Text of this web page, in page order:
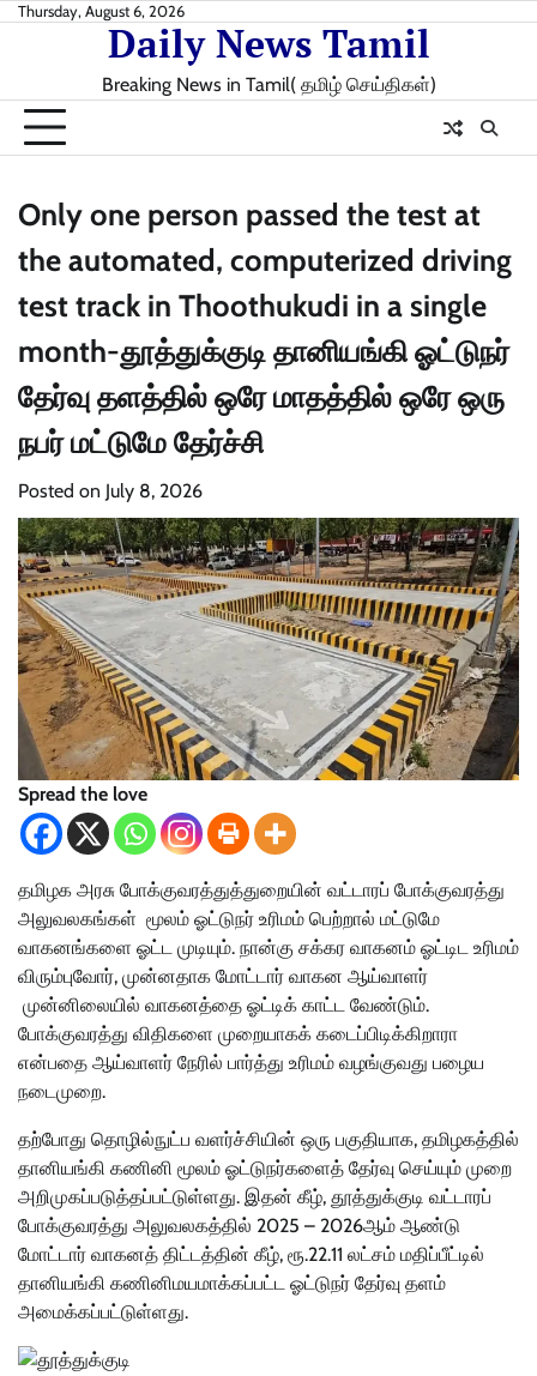
SkipThursday, August 6, 2026
Daily News Tamil
Breaking News in Tamil( தமிழ் செய்திகள்)
Only one person passed the test at
the automated, computerized driving
test track in Thoothukudi in a single
month-தூத்துக்குடி தானியங்கி ஓட்டுநர்
தேர்வு தளத்தில் ஒரே மாதத்தில் ஒரே ஒரு
நபர் மட்டுமே தேர்ச்சி
Posted on July 8, 2026
Spread the love
தமிழக அரசு போக்குவரத்துத்துறையின் வட்டாரப் போக்குவரத்து
அலுவலகங்கள் மூலம் ஓட்டுநர் உரிமம் பெற்றால் மட்டுமே
வாகனங்களை ஓட்ட முடியும். நான்கு சக்கர வாகனம் ஓட்டிட உரிமம்
விரும்புவோர், முன்னதாக மோட்டார் வாகன ஆய்வாளர்
முன்னிலையில் வாகனத்தை ஓட்டிக் காட்ட வேண்டும்.
போக்குவரத்து விதிகளை முறையாகக் கடைப்பிடிக்கிறாரா
என்பதை ஆய்வாளர் நேரில் பார்த்து உரிமம் வழங்குவது பழைய
நடைமுறை.
தற்போது தொழில்நுட்ப வளர்ச்சியின் ஒரு பகுதியாக, தமிழகத்தில்
தானியங்கி கணினி மூலம் ஓட்டுநர்களைத் தேர்வு செய்யும் முறை
அறிமுகப்படுத்தப்பட்டுள்ளது. இதன் கீழ், தூத்துக்குடி வட்டாரப்
போக்குவரத்து அலுவலகத்தில் 2025 – 2026ஆம் ஆண்டு
மோட்டார் வாகனத் திட்டத்தின் கீழ், ரூ.22.11 லட்சம் மதிப்பீட்டில்
தானியங்கி கணினிமயமாக்கப்பட்ட ஓட்டுநர் தேர்வு தளம்
அமைக்கப்பட்டுள்ளது.